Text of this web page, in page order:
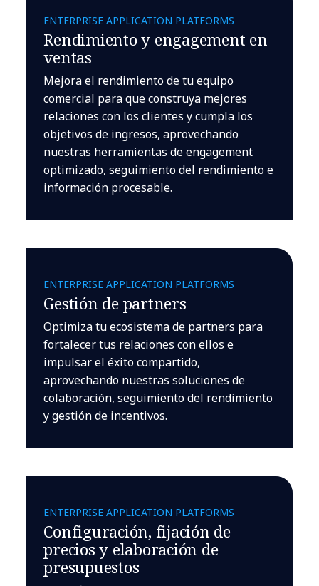
ENTERPRISE APPLICATION PLATFORMS
Rendimiento y engagement en
ventas
Mejora el rendimiento de tu equipo
comercial para que construya mejores
relaciones con los clientes y cumpla los
objetivos de ingresos, aprovechando
nuestras herramientas de engagement
optimizado, seguimiento del rendimiento e
información procesable.
ENTERPRISE APPLICATION PLATFORMS
Gestión de partners
Optimiza tu ecosistema de partners para
fortalecer tus relaciones con ellos e
impulsar el éxito compartido,
aprovechando nuestras soluciones de
colaboración, seguimiento del rendimiento
y gestión de incentivos.
ENTERPRISE APPLICATION PLATFORMS
Configuración, fijación de
precios y elaboración de
presupuestos